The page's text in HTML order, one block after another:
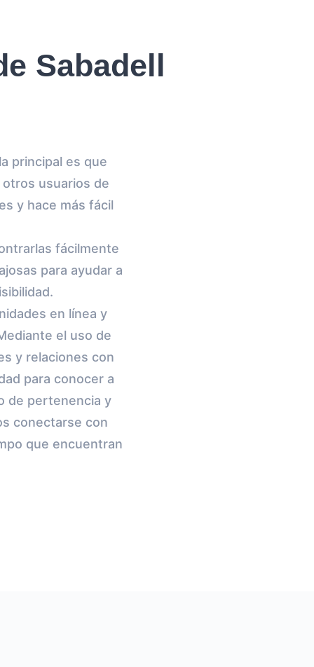
Sabadell
principal es que
otros usuarios de
y hace más fácil
fácilmente
para ayudar a
en línea y
el uso de
y relaciones con
para conocer a
de pertenencia y
conectarse con
que encuentran